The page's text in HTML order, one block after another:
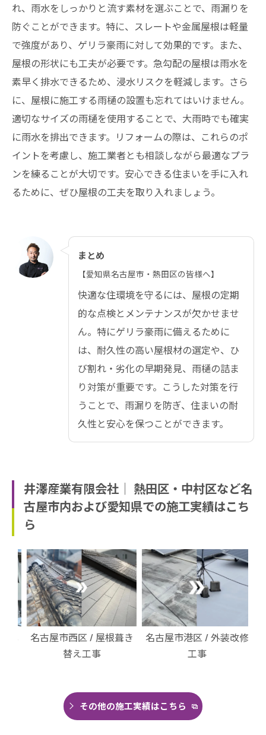
れ、雨水をしっかりと流す素材を選ぶことで、雨漏りを
防ぐことができます。特に、スレートや金属屋根は軽量
で強度があり、ゲリラ豪雨に対して効果的です。また、
屋根の形状にも工夫が必要です。急勾配の屋根は雨水を
素早く排水できるため、浸水リスクを軽減します。さら
に、屋根に施工する雨樋の設置も忘れてはいけません。
適切なサイズの雨樋を使用することで、大雨時でも確実
に雨水を排出できます。リフォームの際は、これらのポ
イントを考慮し、施工業者とも相談しながら最適なプラ
ンを練ることが大切です。安心できる住まいを手に入れ
るために、ぜひ屋根の工夫を取り入れましょう。
まとめ
【愛知県名古屋市・熱田区の皆様へ】
快適な住環境を守るには、屋根の定期
的な点検とメンテナンスが欠かせませ
ん。特にゲリラ豪雨に備えるために
は、耐久性の高い屋根材の選定や、ひ
び割れ・劣化の早期発見、雨樋の詰ま
り対策が重要です。こうした対策を行
うことで、雨漏りを防ぎ、住まいの耐
久性と安心を保つことができます。
井澤産業有限会社│ 熱田区・中村区など名
古屋市内および愛知県での施工実績はこち
ら
名古屋市西区 / 屋根葺き
替え工事
名古屋市港区 / 外装改修
工事
その他の施工実績はこちら